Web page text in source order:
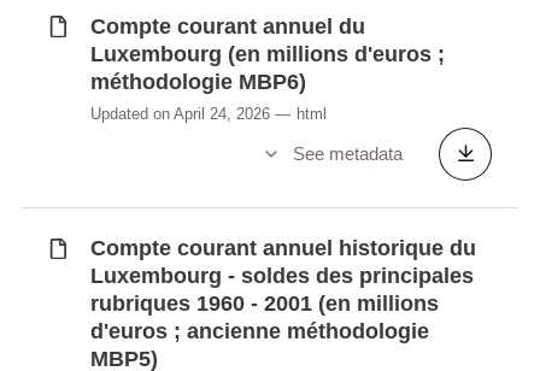
Stocks d'investissements directs de
l'étranger (en millions EUR)
Stocks d'investissements directs de
l'étranger au Luxembourg par branches
économiques investies et principaux pays
l'étranger (en millions EUR)
Échanges annuels de biens (concept bdp)
et services du Luxembourg par partenaire
(en millions d'euros ; méthodologie MBP6)
Compte courant annuel du
Luxembourg (en millions d'euros ;
méthodologie MBP6)
Updated on April 24, 2026 html
See metadata
Compte courant annuel historique du
Luxembourg - soldes des principales
rubriques 1960 - 2001 (en millions
d'euros ; ancienne méthodologie
MBP5)